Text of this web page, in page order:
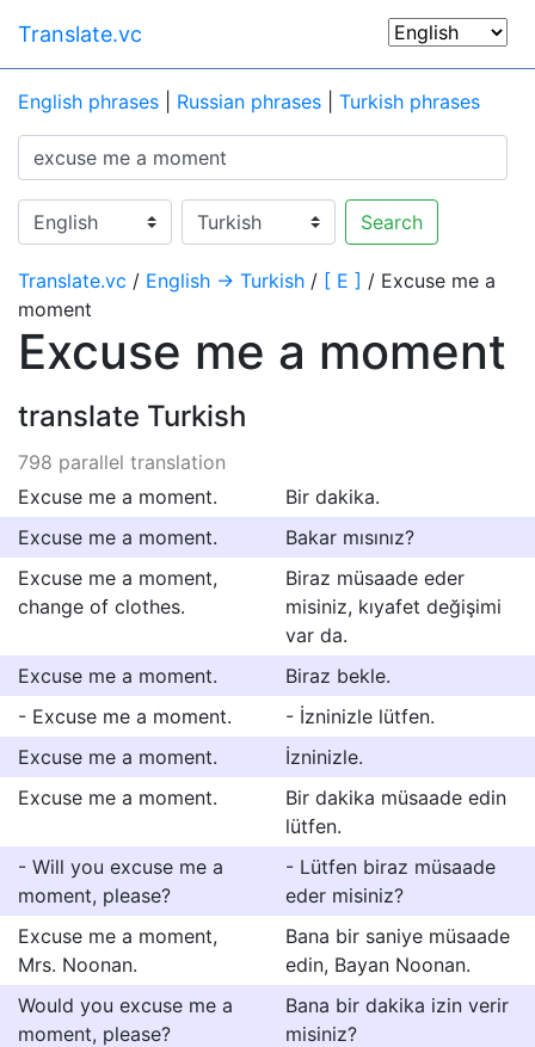
Translate.vc
English phrases Russian phrases Turkish phrases
Search
Translate.vc / English → Turkish / [ E ] / Excuse me a
moment
Excuse me a moment
translate Turkish
798 parallel translation
Excuse me a moment.
Bir dakika.
Excuse me a moment.
Bakar mısınız?
Excuse me a moment,
change of clothes.
Biraz müsaade eder
misiniz, kıyafet değişimi
var da.
Excuse me a moment.
Biraz bekle.
- Excuse me a moment.
- İzninizle lütfen.
Excuse me a moment.
İzninizle.
Excuse me a moment.
Bir dakika müsaade edin
lütfen.
- Will you excuse me a
moment, please?
- Lütfen biraz müsaade
eder misiniz?
Excuse me a moment,
Mrs. Noonan.
Bana bir saniye müsaade
edin, Bayan Noonan.
Would you excuse me a
moment, please?
Bana bir dakika izin verir
misiniz?